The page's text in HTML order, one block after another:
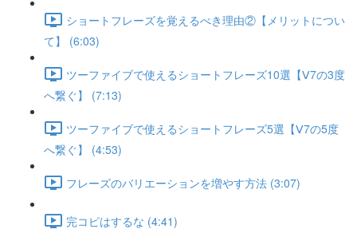
ショートフレーズを覚えるべき理由②【メリットについ
て】 (6:03)
ツーファイブで使えるショートフレーズ10選【Ⅴ7の3度
へ繋ぐ】 (7:13)
ツーファイブで使えるショートフレーズ5選【Ⅴ7の5度
へ繋ぐ】 (4:53)
フレーズのバリエーションを増やす方法 (3:07)
完コピはするな (4:41)